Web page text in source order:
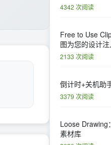
4342 次阅读
Free to Use Clip Art
图为您的设计
2133 次阅读
倒计时+关机助
3379 次阅读
Loose Drawing
素材库